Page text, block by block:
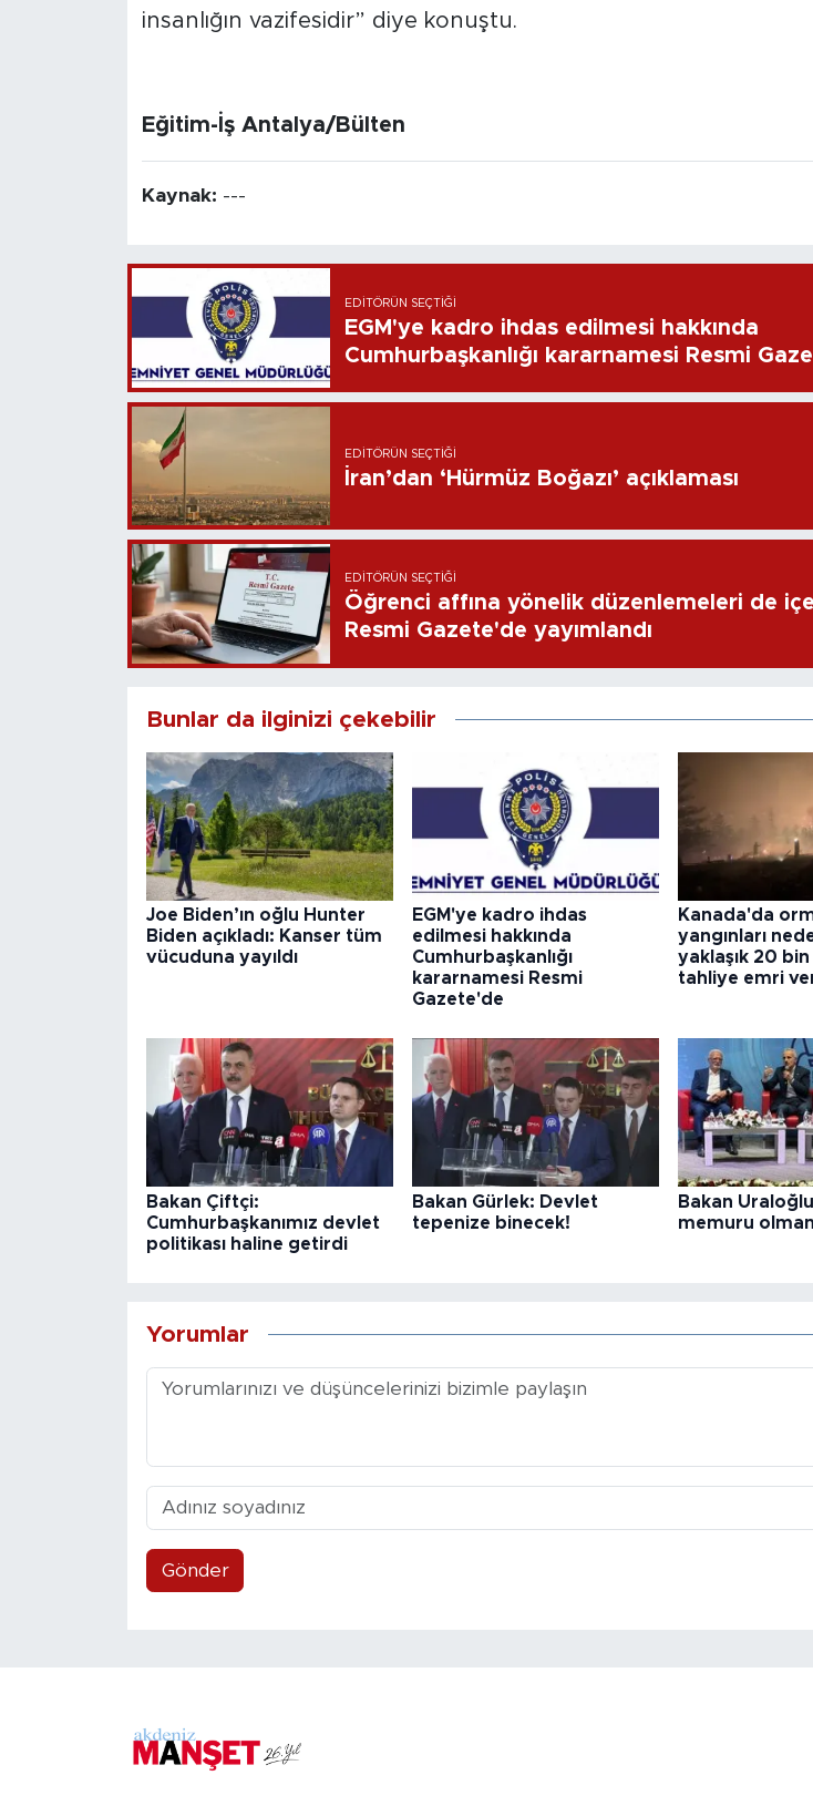
insanlığın vazifesidir” diye konuştu.
Eğitim-İş Antalya/Bülten
Kaynak: ---
EDITÖRÜN SEÇTIĞI
EGM'ye kadro ihdas edilmesi hakkında
Cumhurbaşkanlığı kararnamesi Resmi
EDITÖRÜN SEÇTIĞI
İran’dan ‘Hürmüz Boğazı’ açıklaması
EDITÖRÜN SEÇTIĞI
Öğrenci affına yönelik düzenlemeleri de
Resmi Gazete'de yayımlandı
Bunlar da ilginizi çekebilir
Joe Biden’ın oğlu Hunter
Biden açıkladı: Kanser tüm
vücuduna yayıldı
EGM'ye kadro ihdas
edilmesi hakkında
Cumhurbaşkanlığı
kararnamesi Resmi
Gazete'de
Kanada'da
yangınları
yaklaşık 20 bin
tahliye emri
Bakan Çiftçi:
Cumhurbaşkanımız devlet
politikası haline getirdi
Bakan Gürlek: Devlet
tepenize binecek!
Bakan
memuru
Yorumlar
Gönder